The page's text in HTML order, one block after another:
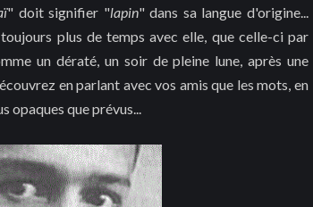
" doit signifier "lapin" dans sa langue d'origine...
plus de temps avec elle, que celle-ci par
un dératé, un soir de pleine lune, après une
en parlant avec vos amis que les mots, en
opaques que prévus...